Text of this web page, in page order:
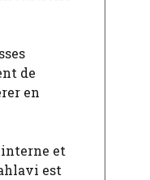
de
en
interne et
est